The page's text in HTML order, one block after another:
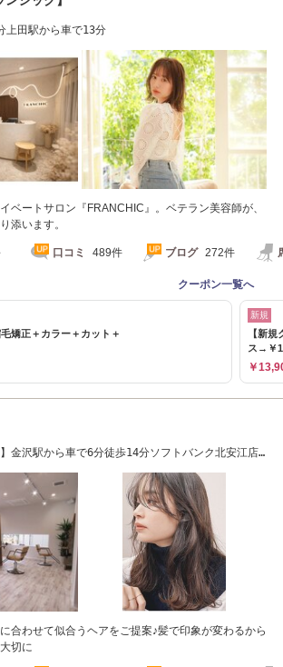
上田駅から車で13分
ベートサロン『FRANCHIC』。ベテラン美容師が、
添います。
口コミ 489件 ブログ 272件
クーポン一覧へ
矯正＋カラー＋カット＋
新規
【新
ス→￥
￥
】金沢駅から車で6分徒歩14分ソフトバンク北安江店
合わせて似合うヘアをご提案♪髪で印象が変わるから
切に